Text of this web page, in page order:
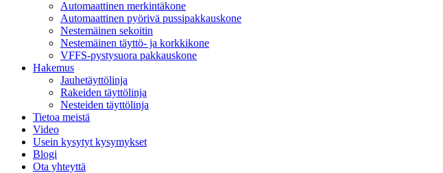
Automaattinen merkintäkone
Automaattinen pyörivä pussipakkauskone
Nestemäinen sekoitin
Nestemäinen täyttö- ja korkkikone
VFFS-pystysuora pakkauskone
Hakemus
Jauhetäyttölinja
Rakeiden täyttölinja
Nesteiden täyttölinja
Tietoa meistä
Video
Usein kysytyt kysymykset
Blogi
Ota yhteyttä